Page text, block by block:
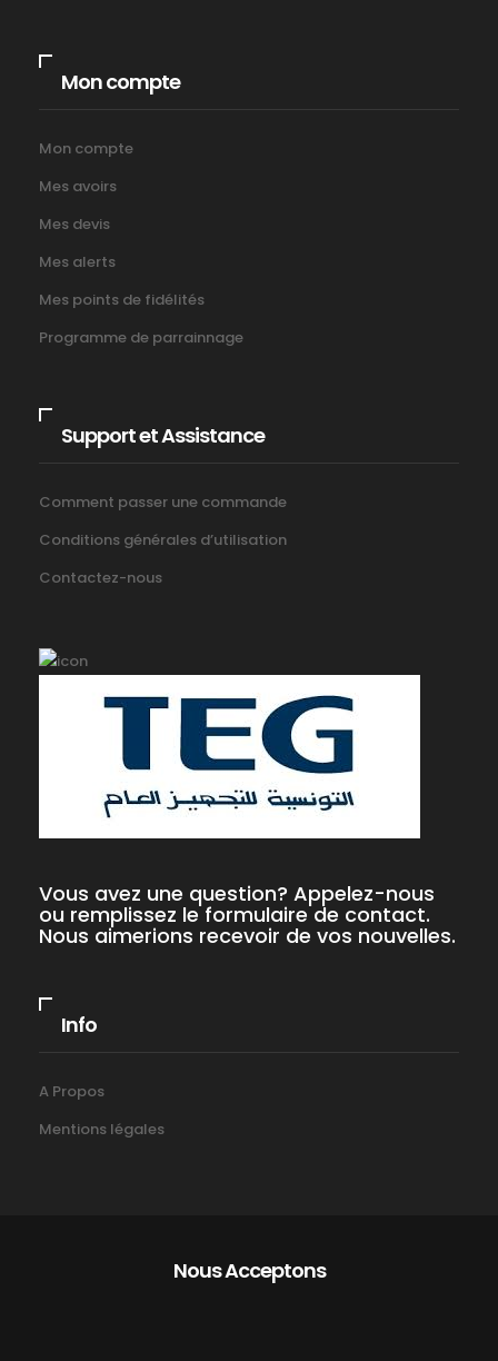
Mon compte
Mon compte
Mes avoirs
Mes devis
Mes alerts
Mes points de fidélités
Programme de parrainnage
Support et Assistance
Comment passer une commande
Conditions générales d’utilisation
Contactez-nous
Vous avez une question? Appelez-nous
ou remplissez le formulaire de contact.
Nous aimerions recevoir de vos nouvelles.
Info
A Propos
Mentions légales
Nous Acceptons